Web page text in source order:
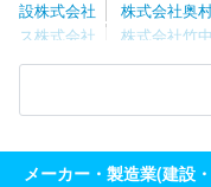
設株式会社
株式会社奥
ス株式会社
株式会社竹
ＩＰＰＯ
三機工業株式
三菱電機ビルソリ
ック株式会社
会社朝日工業社
株式会
メーカー・製造業(建設